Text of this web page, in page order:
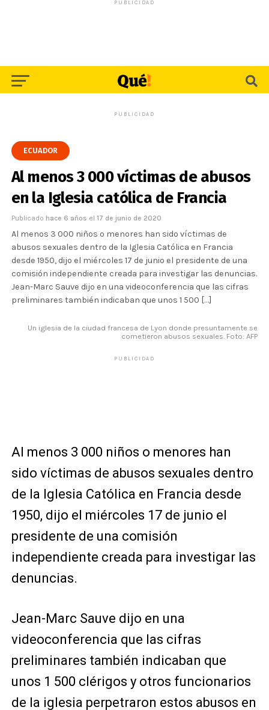
PUBLICIDAD
PUBLICIDAD
ECUADOR
Al menos 3 000 víctimas de abusos
en la Iglesia católica de Francia
Publicado hace 6 años el 17 de junio de 2020
Al menos 3 000 niños o menores han sido víctimas de
abusos sexuales dentro de la Iglesia Católica en Francia
desde 1950, dijo el miércoles 17 de junio el presidente de una
comisión independiente creada para investigar las denuncias.
Jean-Marc Sauve dijo en una videoconferencia que las cifras
preliminares también indicaban que unos 1 500 […]
Un iglesia de la ciudad francesa de Lyon donde presuntamente se
cometieron abusos sexuales. Foto: AFP
PUBLICIDAD
Al menos 3 000 niños o menores han
sido víctimas de abusos sexuales dentro
de la Iglesia Católica en Francia desde
1950, dijo el miércoles 17 de junio el
presidente de una comisión
independiente creada para investigar las
denuncias.
Jean-Marc Sauve dijo en una
videoconferencia que las cifras
preliminares también indicaban que
unos 1 500 clérigos y otros funcionarios
de la iglesia perpetraron estos abusos en